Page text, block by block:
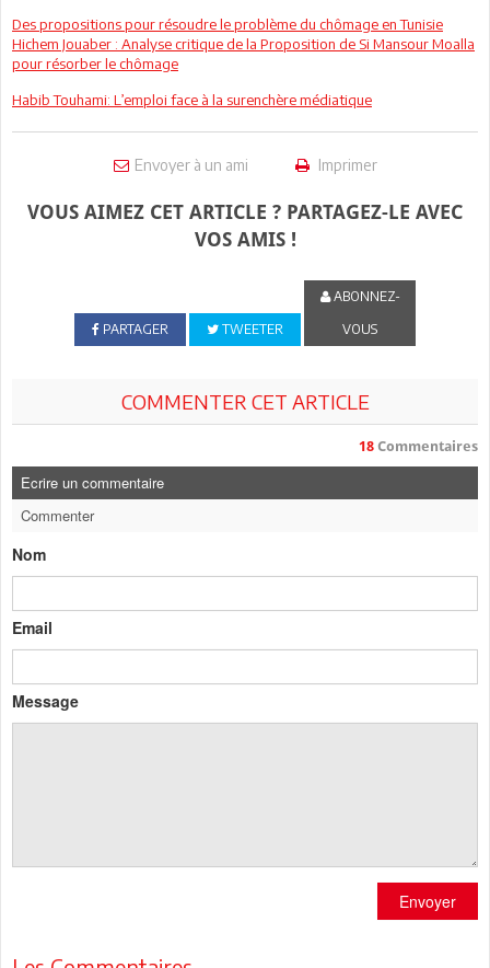
Des propositions pour résoudre le problème du chômage en Tunisie
Hichem Jouaber : Analyse critique de la Proposition de Si Mansour Moalla
pour résorber le chômage
Habib Touhami: L’emploi face à la surenchère médiatique
Envoyer à un ami Imprimer
VOUS AIMEZ CET ARTICLE ? PARTAGEZ-LE AVEC
VOS AMIS !
PARTAGER TWEETER
ABONNEZ-
VOUS
COMMENTER CET ARTICLE
18 Commentaires
Ecrire un commentaire
Commenter
Nom
Email
Message
Envoyer